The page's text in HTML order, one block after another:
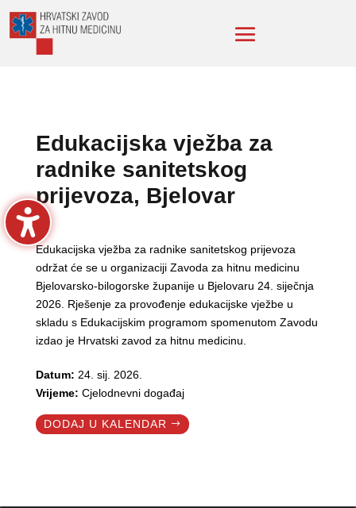
Edukacijska vježba za
radnike sanitetskog
prijevoza, Bjelovar
Edukacijska vježba za radnike sanitetskog prijevoza
održat će se u organizaciji Zavoda za hitnu medicinu
Bjelovarsko-bilogorske županije u Bjelovaru 24. siječnja
2026. Rješenje za provođenje edukacijske vježbe u
skladu s Edukacijskim programom spomenutom Zavodu
izdao je Hrvatski zavod za hitnu medicinu.
Datum: 24. sij. 2026.
Vrijeme: Cjelodnevni događaj
DODAJ U KALENDAR